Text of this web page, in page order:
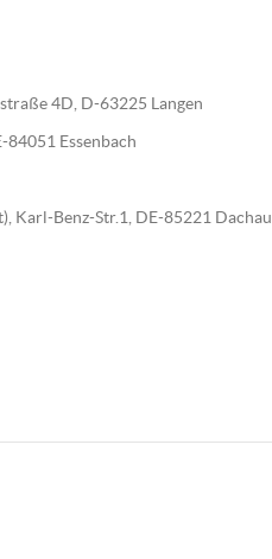
4D, D-63225 Langen
Essenbach
Karl-Benz-Str.1, DE-85221 Dachau